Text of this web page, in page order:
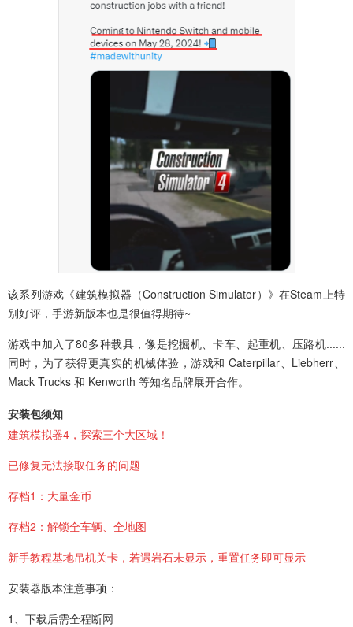
该系列游戏《建筑模拟器（Construction Simulator）》在Steam上特
别好评，手游新版本也是很值得期待~
游戏中加入了80多种载具，像是挖掘机、卡车、起重机、压路机......
同时，为了获得更真实的机械体验，游戏和 Caterpillar、Liebherr、
Mack Trucks 和 Kenworth 等知名品牌展开合作。
安装包须知
建筑模拟器4，探索三个大区域！
已修复无法接取任务的问题
存档1：大量金币
存档2：解锁全车辆、全地图
新手教程基地吊机关卡，若遇岩石未显示，重置任务即可显示
安装器版本注意事项：
1、下载后需全程断网